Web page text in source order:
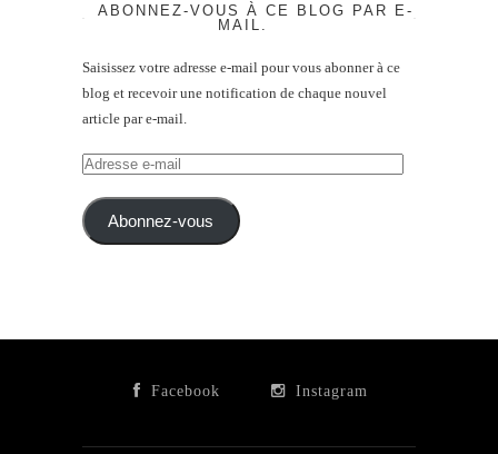
ABONNEZ-VOUS À CE BLOG PAR E-
MAIL.
Saisissez votre adresse e-mail pour vous abonner à ce
blog et recevoir une notification de chaque nouvel
article par e-mail.
Adresse
mail Abonnez-vous
Facebook Instagram